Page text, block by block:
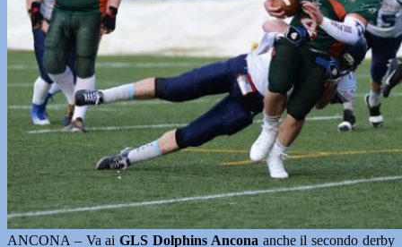
ANCONA – Va aiGLS Dolphins Ancona anche il secondo derby